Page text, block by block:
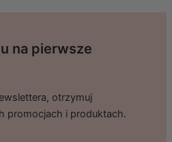
na pierwsze
otrzymuj
promocjach i produktach.